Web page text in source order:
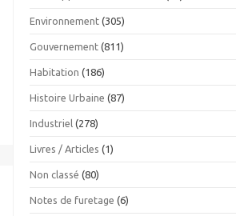
Environnement (305)
Gouvernement (811)
Habitation (186)
Histoire Urbaine (87)
Industriel (278)
Livres / Articles (1)
Non classé (80)
Notes de furetage (6)